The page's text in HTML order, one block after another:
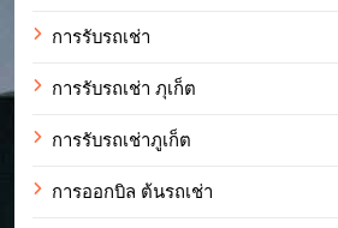
การรับรถเช่า
การรับรถเช่า ภุเก็ต
การรับรถเช่าภูเก็ต
การออกบิล ต้นรถเช่า